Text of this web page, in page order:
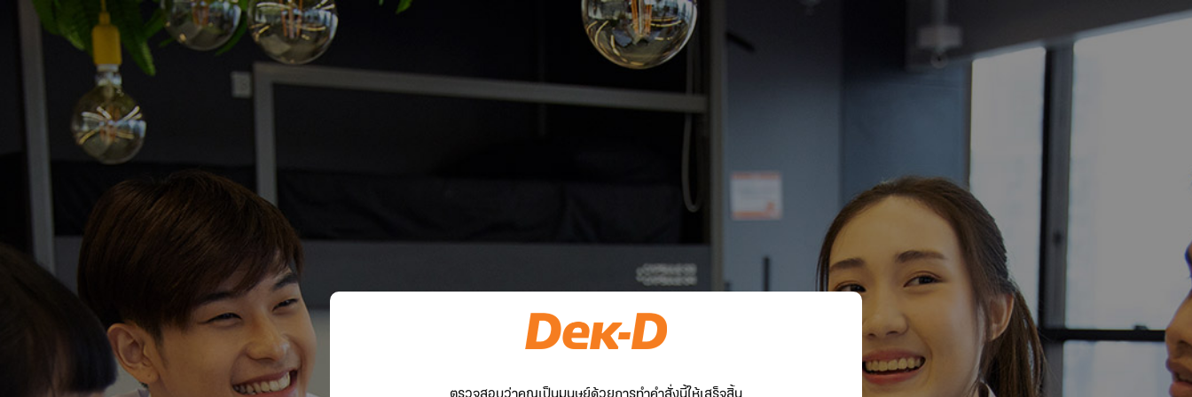
ตรวจสอบว่าคุณเป็นมนุษย์ด้วยการทำคำสั่งนี้ให้เสร็จสิ้น